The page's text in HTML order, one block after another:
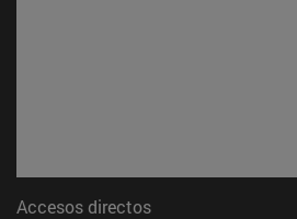
Accesos directos